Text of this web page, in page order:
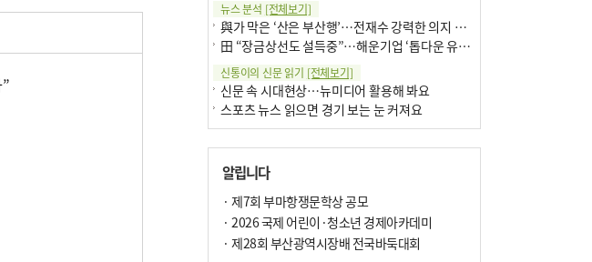
뉴스 분석 [전체보기]
與가 막은 ‘산은 부산행’…전재수 강력한 의지 표명 없인 공염불
田 “장금상선도 설득중”…해운기업 ‘톱다운 유치전’ 가속
신통이의 신문 읽기 [전체보기]
신문 속 시대현상…뉴미디어 활용해 봐요
스포츠 뉴스 읽으면 경기 보는 눈 커져요
구·군 승진 축하화분 관행 없애자니 소상공인 울상
팩트체크 [전체보기]
알립니다
· 제7회 부마항쟁문학상 공모
· 2026 국제 어린이·청소년 경제아카데미
· 제28회 부산광역시장배 전국바둑대회